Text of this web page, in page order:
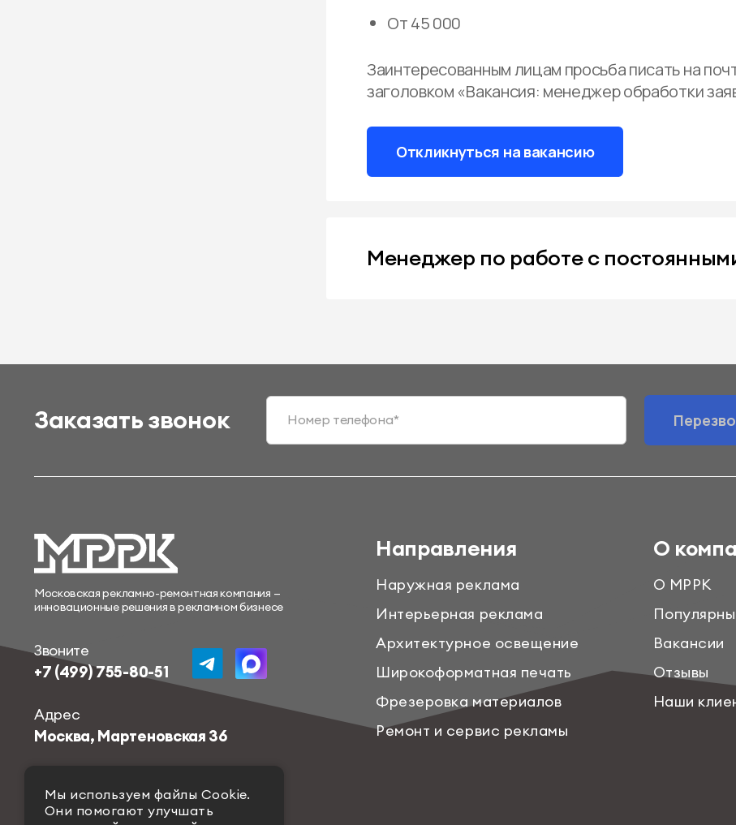
От 45 000
Заинтересованным лицам просьба писать на
заголовком «Вакансия: менеджер обработки
Откликнуться на вакансию
Менеджер по работе с
Заказать звонок Номер телефона*
Московская рекламно-ремонтная компания —
инновационные решения в рекламном бизнесе
Звоните
+7 (499) 755-80-51
Адрес
Москва, Мартеновская 36
info@mrrk.ru
Направления
Наружная реклама
Интерьерная реклама
Архитектурное освещение
Широкоформатная печать
Фрезеровка материалов
Ремонт и сервис рекламы
О
О МРРК
Вакансии
Отзывы
Наши
Мы используем файлы Сookie.
Они помогают улучшать